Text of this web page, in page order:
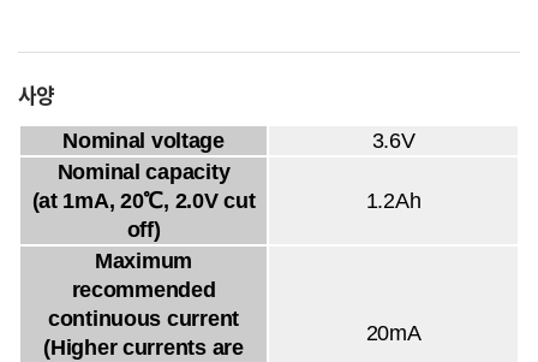
사양
Nominal voltage
3.6V
Nominal capacity
(at 1mA, 20℃, 2.0V cut
off)
1.2Ah
Maximum
recommended
continuous current
(Higher currents are
20mA